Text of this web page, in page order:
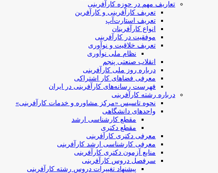
تعاریف مهم در حوزه کارآفرینی
تعریف کارآفرینی و کارآفرین
تعریف استارت‌آپ
انواع کارآفرینان
موفقیت در کارآفرینی
تعریف خلاقیت و نوآوری
نظام ملی نوآوری
انقلاب صنعتی پنجم
درباره روز ملی کارآفرینی
معرفی فضاهای کار اشتراکی
فهرست رسانه‌های کارآفرینی در ایران
درباره رشته کارآفرینی
نحوه تاسیس «مرکز مشاوره و خدمات کارآفرینی»
واحدهای دانشگاهی
مقطع کارشناسی ارشد
مقطع دکتری
معرفی دکتری کارآفرینی
معرفی کارشناسی ارشد کارآفرینی
منابع آزمون دکتری کارآفرینی
سرفصل دروس کارآفرینی
پیشنهاد تغییرات دروس رشته کارآفرینی